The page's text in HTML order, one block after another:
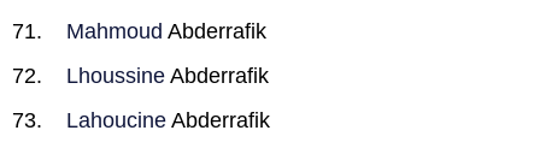
Mahmoud Abderrafik
Lhoussine Abderrafik
Lahoucine Abderrafik